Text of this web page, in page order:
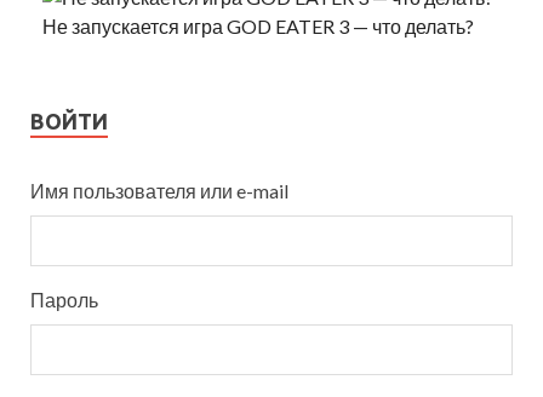
Не запускается игра GOD EATER 3 — что делать?
ВОЙТИ
Имя пользователя или e-mail
Пароль